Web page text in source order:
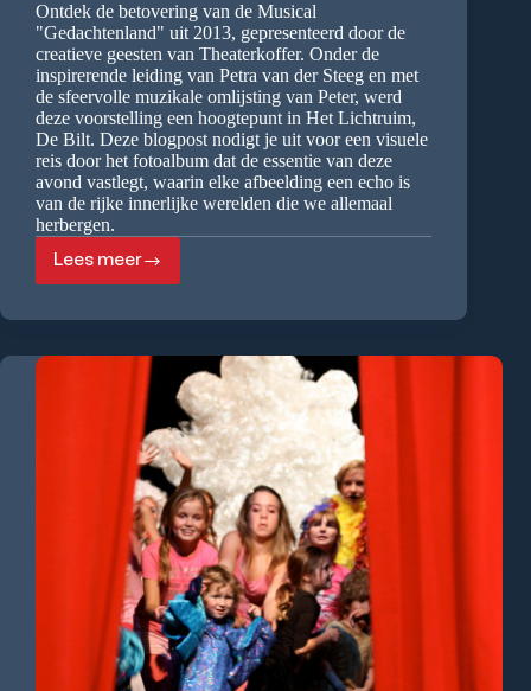
Ontdek de betovering van de Musical
"Gedachtenland" uit 2013, gepresenteerd door de
creatieve geesten van Theaterkoffer. Onder de
inspirerende leiding van Petra van der Steeg en met
de sfeervolle muzikale omlijsting van Peter, werd
deze voorstelling een hoogtepunt in Het Lichtruim,
De Bilt. Deze blogpost nodigt je uit voor een visuele
reis door het fotoalbum dat de essentie van deze
avond vastlegt, waarin elke afbeelding een echo is
van de rijke innerlijke werelden die we allemaal
herbergen.
Lees meer
Musical